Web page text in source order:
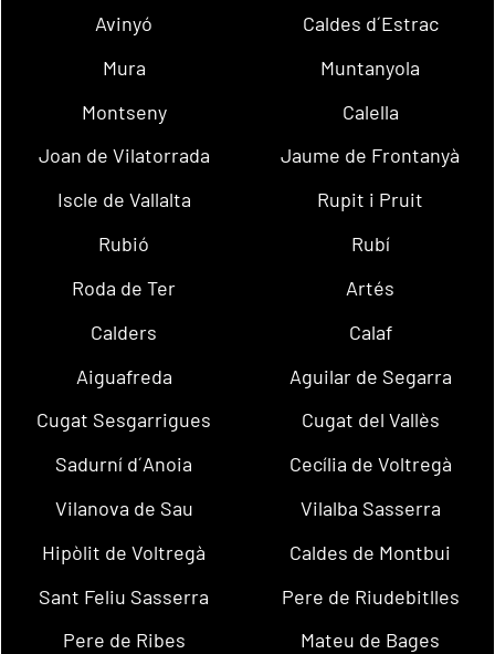
Avinyó
Caldes d´Estrac
Mura
Muntanyola
Montseny
Calella
Joan de Vilatorrada
Jaume de Frontanyà
Iscle de Vallalta
Rupit i Pruit
Rubió
Rubí
Roda de Ter
Artés
Calders
Calaf
Aiguafreda
Aguilar de Segarra
Cugat Sesgarrigues
Cugat del Vallès
Sadurní d´Anoia
Cecília de Voltregà
Vilanova de Sau
Vilalba Sasserra
Hipòlit de Voltregà
Caldes de Montbui
Sant Feliu Sasserra
Pere de Riudebitlles
Pere de Ribes
Mateu de Bages